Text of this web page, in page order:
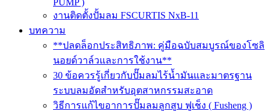
PUMP )
งานติดตั้งปั้มลม FSCURTIS NxB-11
บทความ
**ปลดล็อกประสิทธิภาพ: คู่มือฉบับสมบูรณ์ของโซลิ
นอยด์วาล์วและการใช้งาน**
30 ข้อควรรู้เกี่ยวกับปั๊มลมไร้น้ำมันและมาตรฐาน
ระบบลมอัดสำหรับอุตสาหกรรมสะอาด
วิธีการแก้ไขอาการปั๊มลมลูกสูบ ฟูเช็ง ( Fusheng )